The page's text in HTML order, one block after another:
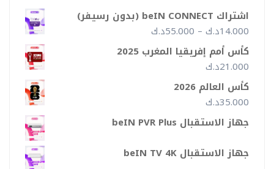
اشتراك beIN CONNECT (بدون رسيفر)
14.000د.ك –
55.000د.كنطاق
السعر:
من
كأس أمم إفريقيا المغرب 2025
21.000د.ك
كأس العالم 2026
35.000د.ك
جهاز الاستقبال beIN PVR Plus
جهاز الاستقبال beIN TV 4K